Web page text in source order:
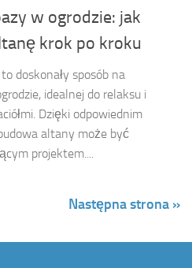
w ogrodzie: jak
krok po kroku
doskonały sposób na
idealnej do relaksu i
Dzięki odpowiednim
altany może być
projektem....
Następna strona »